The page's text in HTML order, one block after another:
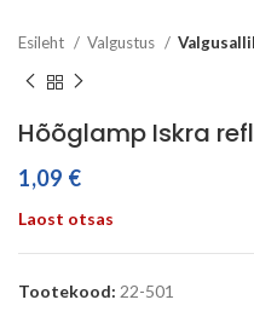
Esileht Valgustus
Hõõglamp Iskra
1,09 €
Laost otsas
Tootekood: 22-501